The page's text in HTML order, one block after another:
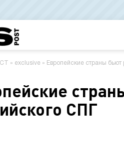
» exclusive » Европейские страны бьют
СПГ